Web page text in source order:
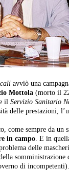
avviò una
Mottola (morto il
il Servizio Sanitario
delle prestazioni,
come sempre da
in campo. E in
delle
somministrazione
di incompetenti).